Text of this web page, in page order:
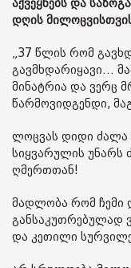
აქვეყნებს და
დღის
„37 წლის რომ
გავმხდარიყავი…
მინატრია და ვერც
წარმოვიდგენდი,
ლოცვას დიდი ძალა
სიყვარულის უნარს
ღმერთთან!
მადლობა რომ ჩემი
განსაკუთრებულად
და კეთილი